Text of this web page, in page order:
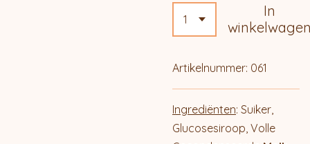
In
Artikelnummer: 061
Ingrediënten: Suiker,
Glucosesiroop, Volle